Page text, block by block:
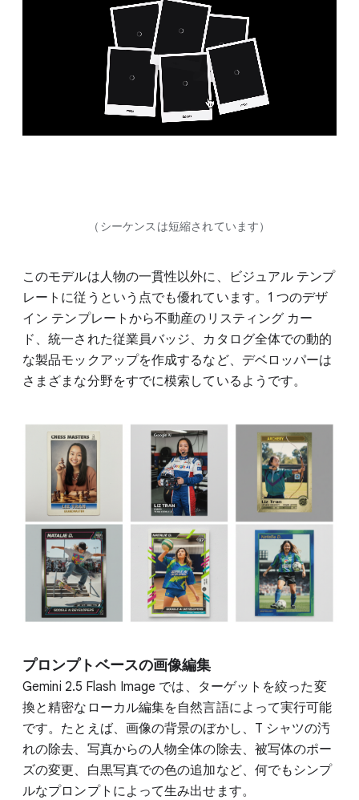
（シーケンスは短縮されています）
このモデルは人物の一貫性以外に、ビジュアル テンプ
レートに従うという点でも優れています。1 つのデザ
イン テンプレートから不動産のリスティング カー
ド、統一された従業員バッジ、カタログ全体での動的
な製品モックアップを作成するなど、デベロッパーは
さまざまな分野をすでに模索しているようです。
プロンプトベースの画像編集
Gemini 2.5 Flash Image では、ターゲットを絞った変
換と精密なローカル編集を自然言語によって実行可能
です。たとえば、画像の背景のぼかし、T シャツの汚
れの除去、写真からの人物全体の除去、被写体のポー
ズの変更、白黒写真での色の追加など、何でもシンプ
ルなプロンプトによって生み出せます。